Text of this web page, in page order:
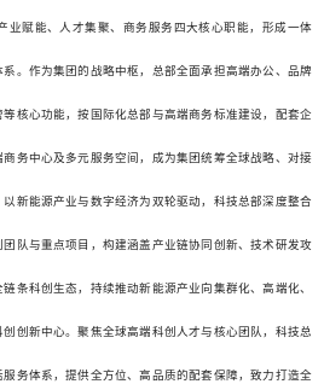
业赋能、人才集聚、商务服务四大核心职能，形成一体
。作为集团的战略中枢，总部全面承担高端办公、品牌
核心功能，按国际化总部与高端商务标准建设，配套企
务中心及多元服务空间，成为集团统筹全球战略、对接
新能源产业与数字经济为双轮驱动，科技总部深度整合
队与重点项目，构建涵盖产业链协同创新、技术研发攻
条科创生态，持续推动新能源产业向集群化、高端化、
创新中心。聚焦全球高端科创人才与核心团队，科技总
务体系，提供全方位、高品质的配套保障，致力打造全